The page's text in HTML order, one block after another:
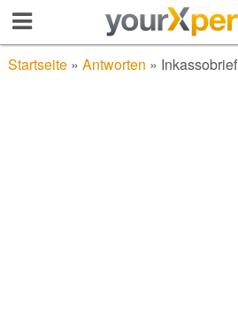
Startseite» Antworten » Inkassobrief